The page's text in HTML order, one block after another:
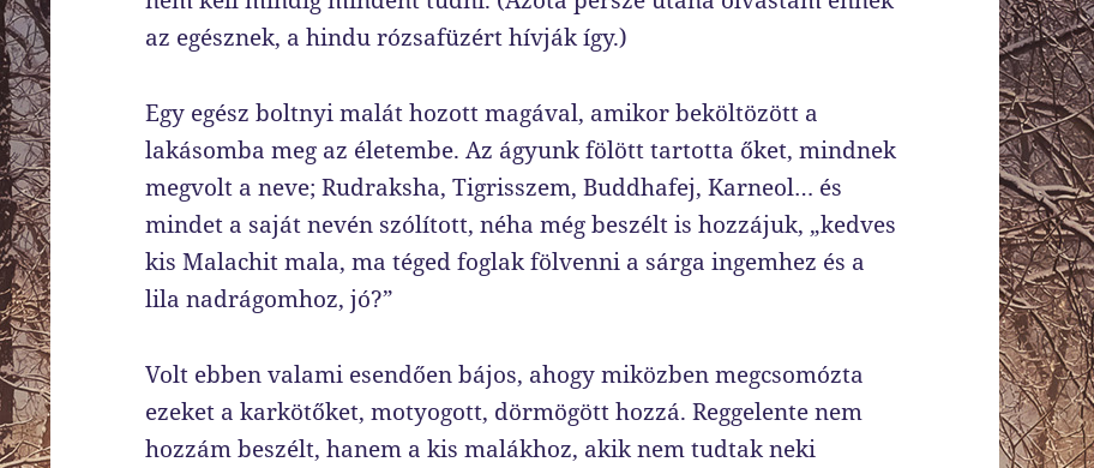
az egésznek, a hindu rózsafüzért hívják így.)
Egy egész boltnyi malát hozott magával, amikor beköltözött a
lakásomba meg az életembe. Az ágyunk fölött tartotta őket, mindnek
megvolt a neve; Rudraksha, Tigrisszem, Buddhafej, Karneol… és
mindet a saját nevén szólított, néha még beszélt is hozzájuk, „kedves
kis Malachit mala, ma téged foglak fölvenni a sárga ingemhez és a
lila nadrágomhoz, jó?”
Volt ebben valami esendően bájos, ahogy miközben megcsomózta
ezeket a karkötőket, motyogott, dörmögött hozzá. Reggelente nem
hozzám beszélt, hanem a kis malákhoz, akik nem tudtak neki